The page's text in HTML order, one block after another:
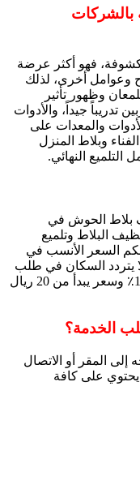
بالشركات
فهو أكثر عرضة
وعوامل أخرى، لذلك
وظهور تأثير
تدريباً جيداً، والأدوات
والمعدات على
وبلاط المنزل
النهائي.
بلاط الحوش في
البلاط وتلميع
السعر الأنسب في
لا يتردد السكان في طلب
الشركة والاستفادة من خدمات موثوقة 100٪ وسعر يبدأ من 20 ريال
الخدمة؟
المقر أو الاتصال
يحتوي على كافة